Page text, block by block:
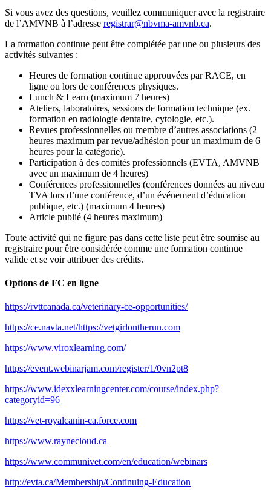
Si vous avez des questions, veuillez communiquer avec la registraire
de l’AMVNB à l’adresse registrar@nbvma-amvnb.ca.
La formation continue peut être complétée par une ou plusieurs des
activités suivantes :
Heures de formation continue approuvées par RACE, en
ligne ou lors de conférences physiques.
Lunch & Learn (maximum 7 heures)
Ateliers, laboratoires, sessions de formation technique (ex.
formation en radiologie dentaire, cytologie, etc.).
Revues professionnelles ou membre d’autres associations (2
heures maximum par revue/adhésion pour un maximum de 6
heures pour la catégorie).
Participation à des comités professionnels (EVTA, AMVNB
avec un maximum de 4 heures)
Conférences professionnelles (conférences données au niveau
TVA lors d’une conférence, d’un événement d’éducation
publique, etc.) (maximum 4 heures)
Article publié (4 heures maximum)
Toute activité qui ne figure pas dans cette liste peut être soumise au
registraire pour être considérée comme une formation continue
valide et se voir attribuer des crédits.
Options de FC en ligne
https://rvttcanada.ca/veterinary-ce-opportunities/
https://ce.navta.net/https://vetgirlontherun.com
https://www.viroxlearning.com/
https://event.webinarjam.com/register/1/0vn2pt8
https://www.idexxlearningcenter.com/course/index.php?
categoryid=96
https://vet-royalcanin-ca.force.com
https://www.raynecloud.ca
https://www.communivet.com/en/education/webinars
http://evta.ca/Membership/Continuing-Education